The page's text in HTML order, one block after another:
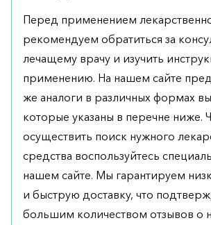
Перед применением
рекомендуем обратиться за
лечащему врачу и изучить
применению. На нашем сайте
же аналоги в различных формах
которые указаны в перечне ниже.
осуществить поиск нужного
средства воспользуйтесь
нашем сайте. Мы гарантируем
и быструю доставку, что
большим количеством отзывов о